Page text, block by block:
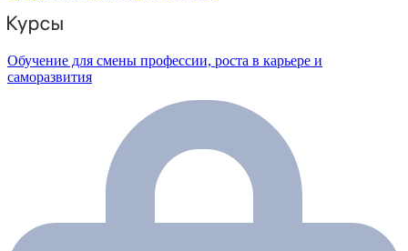
Обучение для смены профессии, роста в карьере и
саморазвития